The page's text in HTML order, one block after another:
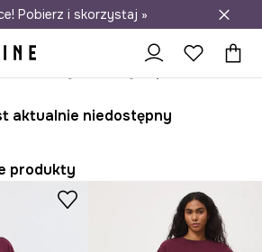
dostawa do salonów
Pobierz i skorzystaj »
aktualnie niedostępny
produkty